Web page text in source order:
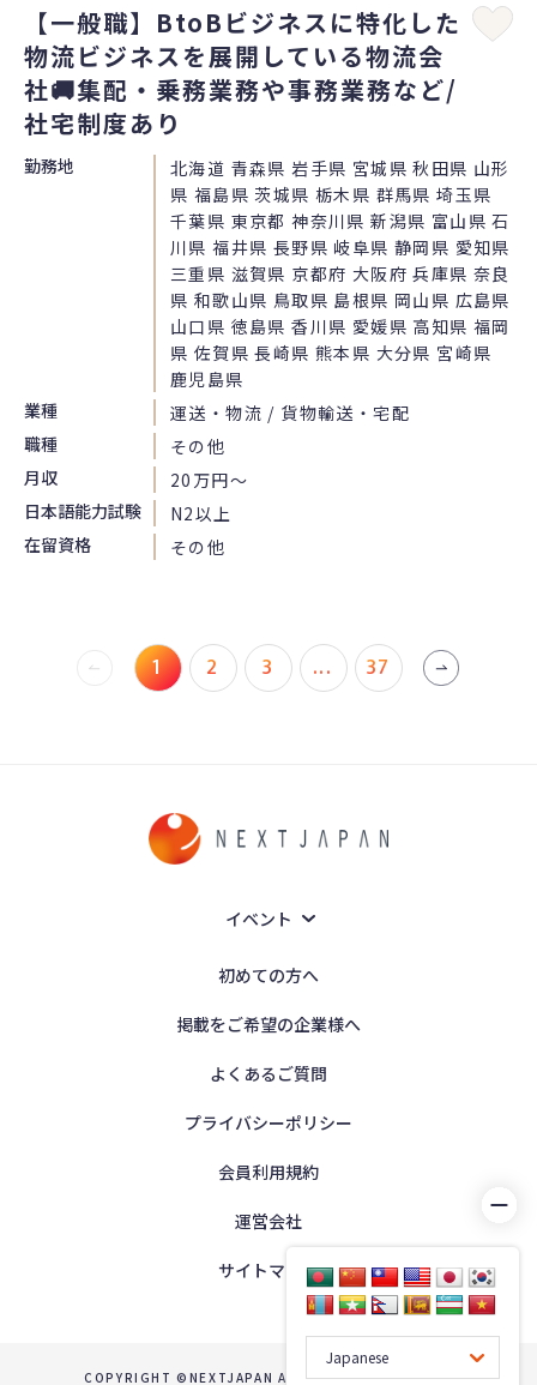
【一般職】BtoBビジネスに特化した
物流ビジネスを展開している物流会
社🚚集配・乗務業務や事務業務など/
社宅制度あり
勤務地
北海道 青森県 岩手県 宮城県 秋田県 山形
県 福島県 茨城県 栃木県 群馬県 埼玉県
千葉県 東京都 神奈川県 新潟県 富山県 石
川県 福井県 長野県 岐阜県 静岡県 愛知県
三重県 滋賀県 京都府 大阪府 兵庫県 奈良
県 和歌山県 鳥取県 島根県 岡山県 広島県
山口県 徳島県 香川県 愛媛県 高知県 福岡
県 佐賀県 長崎県 熊本県 大分県 宮崎県
鹿児島県
業種
運送・物流 / 貨物輸送・宅配
職種
その他
月収
20万円〜
日本語能力試験
N2以上
在留資格
その他
1 2 3 ... 37
イベント
初めての方へ
掲載をご希望の企業様へ
よくあるご質問
プライバシーポリシー
会員利用規約
運営会社
サイトマップ
COPYRIGHT ©NEXTJAPAN ALL RIGHTS RESERVED.